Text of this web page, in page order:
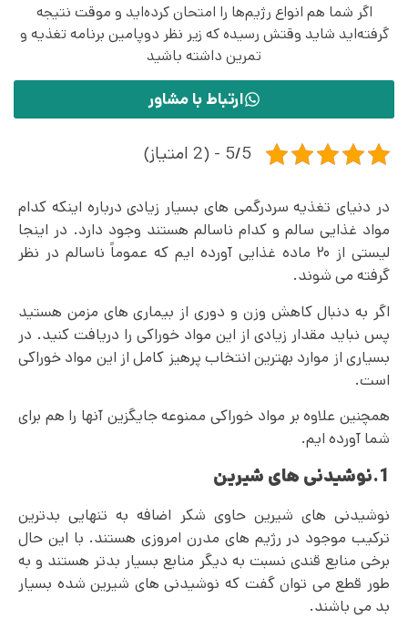
اگر شما هم انواع رژیم‌ها را امتحان کرده‌اید و موقت نتیجه
گرفته‌اید شاید وقتش رسیده که زیر نظر دوپامین برنامه تغذیه و
تمرین داشته باشید
ارتباط با مشاور
5/5 - (2 امتیاز)
در دنیای تغذیه سردرگمی های بسیار زیادی درباره اینکه کدام
مواد غذایی سالم و کدام ناسالم هستند وجود دارد. در اینجا
لیستی از ۲۰ ماده غذایی آورده‌ ایم که عموماً ناسالم در نظر
گرفته می‌ شوند.
اگر به دنبال کاهش وزن و دوری از بیماری‌ های مزمن هستید
پس نباید مقدار زیادی از این مواد خوراکی را دریافت کنید. در
بسیاری از موارد بهترین انتخاب پرهیز کامل از این مواد خوراکی
است.
همچنین علاوه بر مواد خوراکی ممنوعه جایگزین آنها را هم برای
شما آورده ایم.
1.نوشیدنی های شیرین
نوشیدنی های شیرین حاوی شکر اضافه به تنهایی بدترین
ترکیب موجود در رژیم های مدرن امروزی هستند. با این حال
برخی منابع قندی نسبت به دیگر منابع بسیار بدتر هستند و به
طور قطع می توان گفت که نوشیدنی های شیرین شده بسیار
بد می باشند.